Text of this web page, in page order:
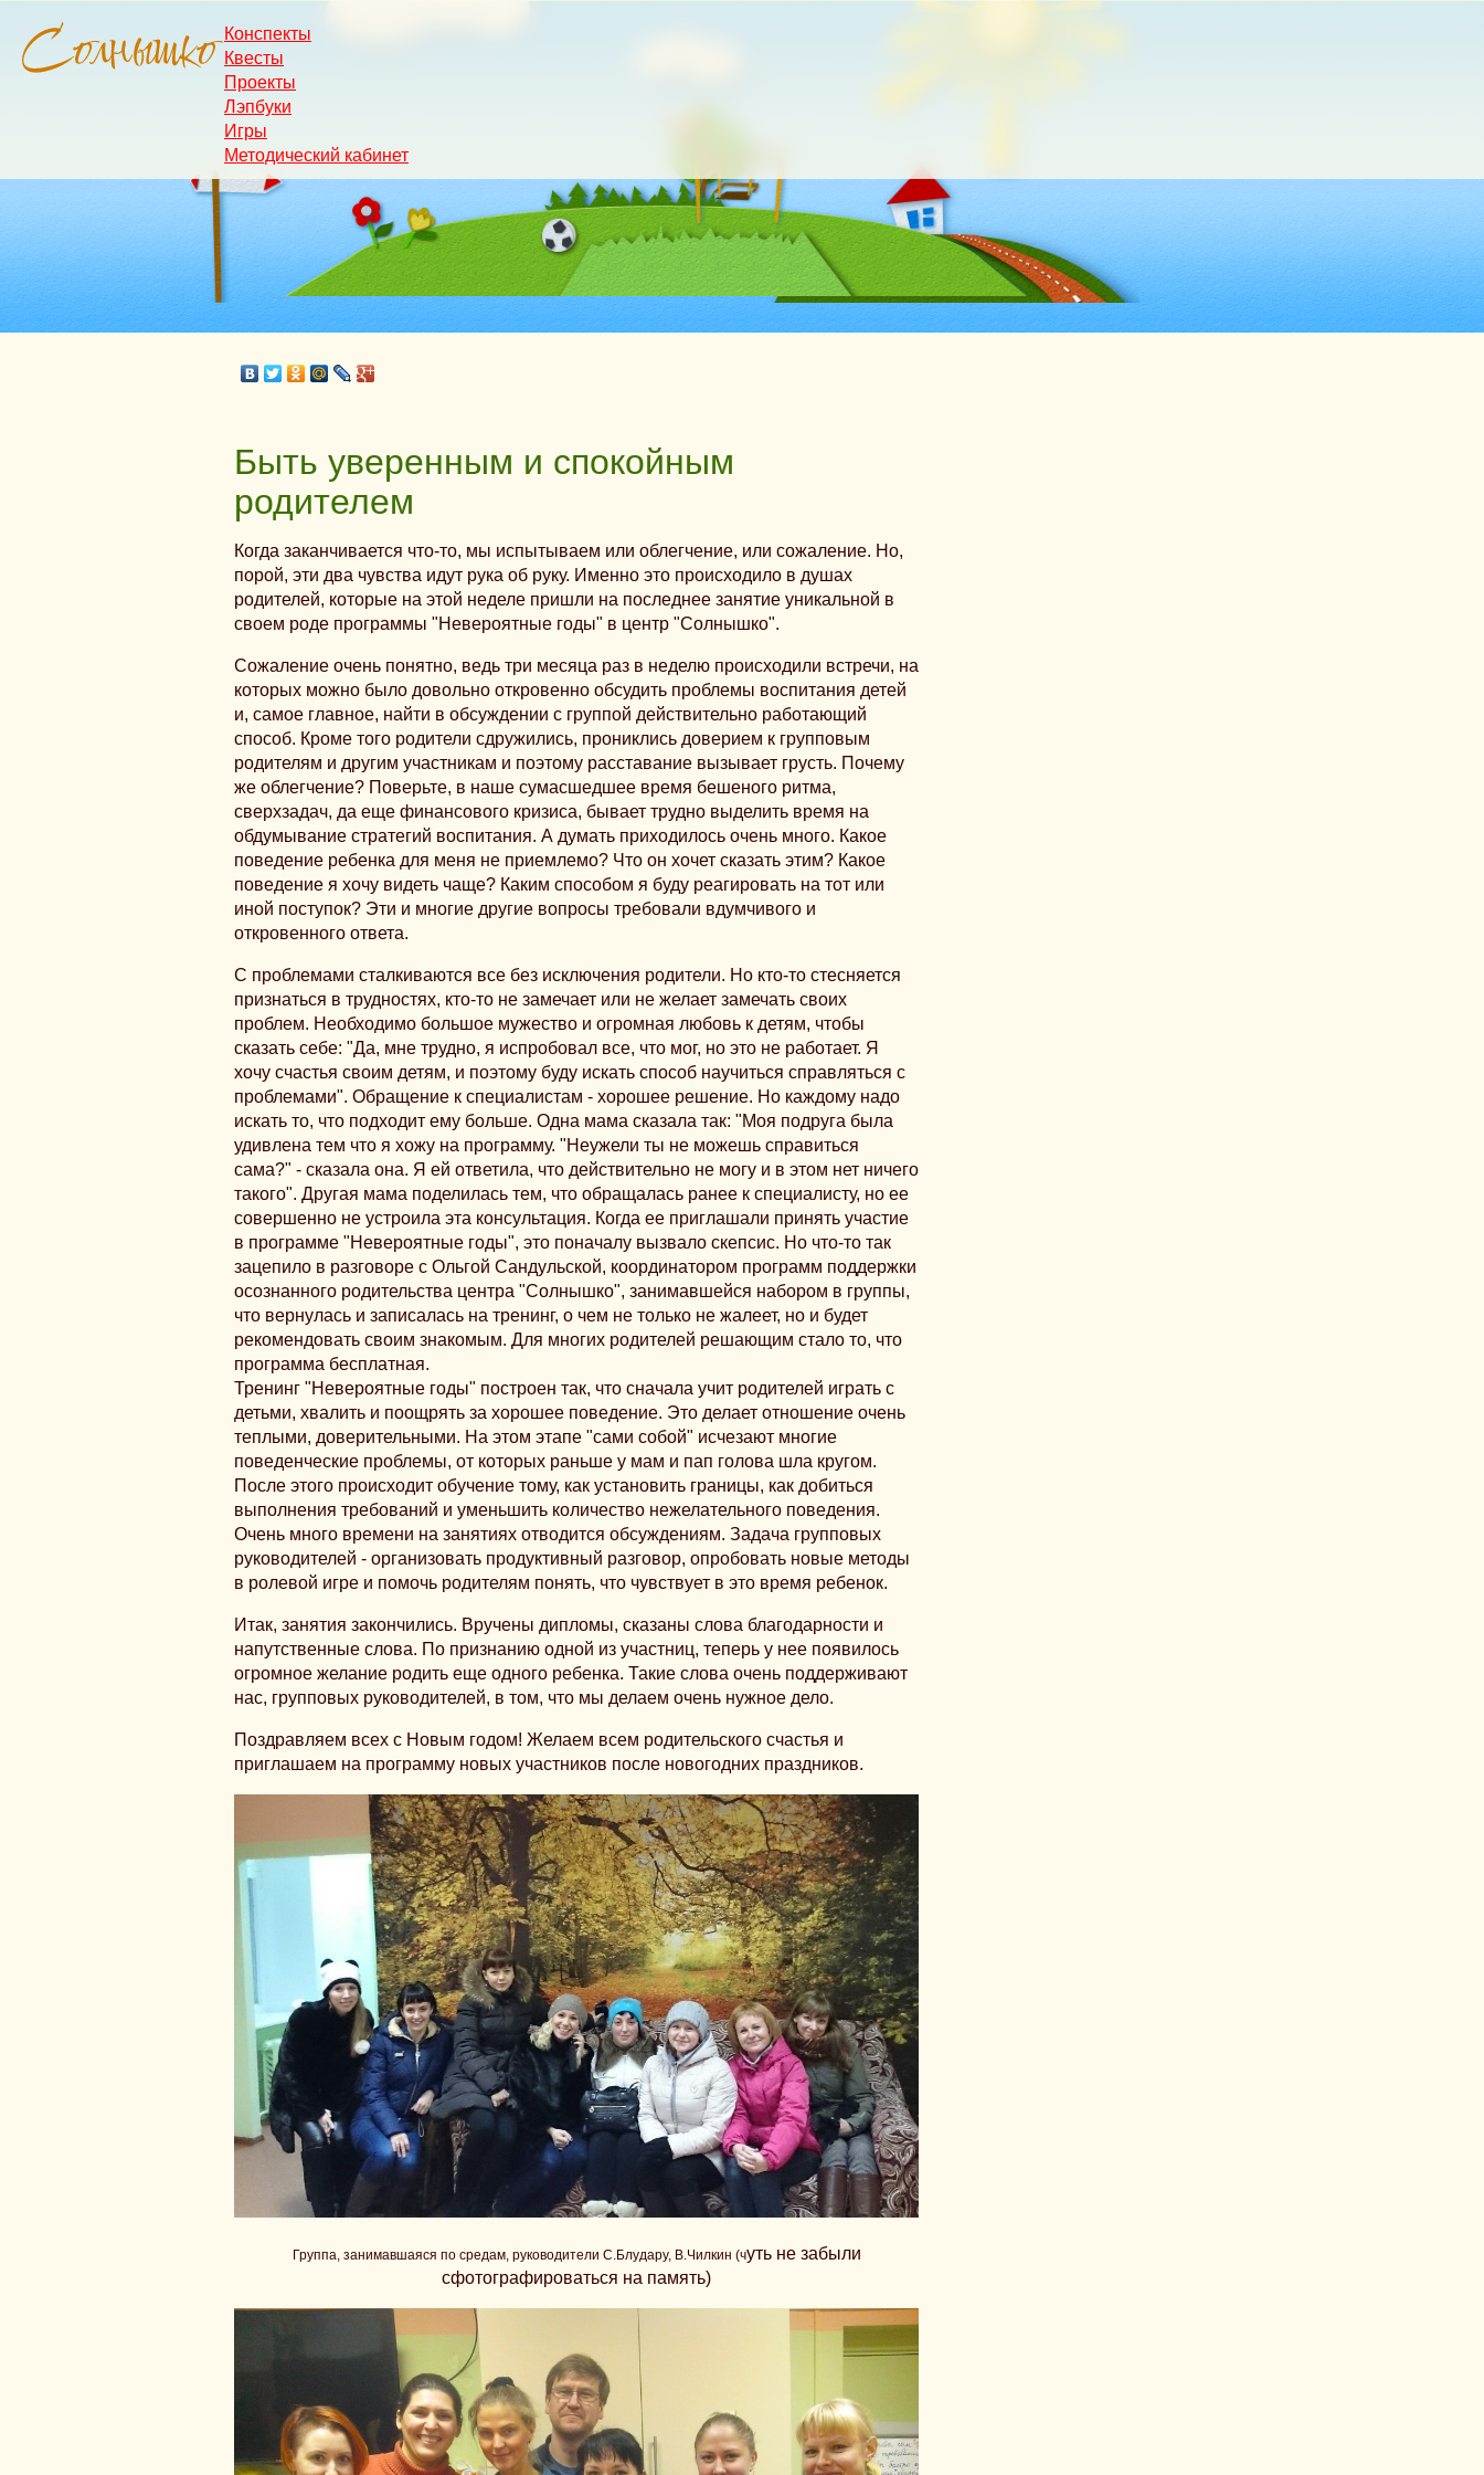
Конспекты
Квесты
Проекты
Лэпбуки
Игры
Методический кабинет
Быть уверенным и спокойным
родителем
Когда заканчивается что-то, мы испытываем или облегчение, или сожаление. Но,
порой, эти два чувства идут рука об руку. Именно это происходило в душах
родителей, которые на этой неделе пришли на последнее занятие уникальной в
своем роде программы "Невероятные годы" в центр "Солнышко".
Сожаление очень понятно, ведь три месяца раз в неделю происходили встречи, на
которых можно было довольно откровенно обсудить проблемы воспитания детей
и, самое главное, найти в обсуждении с группой действительно работающий
способ. Кроме того родители сдружились, прониклись доверием к групповым
родителям и другим участникам и поэтому расставание вызывает грусть. Почему
же облегчение? Поверьте, в наше сумасшедшее время бешеного ритма,
сверхзадач, да еще финансового кризиса, бывает трудно выделить время на
обдумывание стратегий воспитания. А думать приходилось очень много. Какое
поведение ребенка для меня не приемлемо? Что он хочет сказать этим? Какое
поведение я хочу видеть чаще? Каким способом я буду реагировать на тот или
иной поступок? Эти и многие другие вопросы требовали вдумчивого и
откровенного ответа.
С проблемами сталкиваются все без исключения родители. Но кто-то стесняется
признаться в трудностях, кто-то не замечает или не желает замечать своих
проблем. Необходимо большое мужество и огромная любовь к детям, чтобы
сказать себе: "Да, мне трудно, я испробовал все, что мог, но это не работает. Я
хочу счастья своим детям, и поэтому буду искать способ научиться справляться с
проблемами". Обращение к специалистам - хорошее решение. Но каждому надо
искать то, что подходит ему больше. Одна мама сказала так: "Моя подруга была
удивлена тем что я хожу на программу. "Неужели ты не можешь справиться
сама?" - сказала она. Я ей ответила, что действительно не могу и в этом нет ничего
такого". Другая мама поделилась тем, что обращалась ранее к специалисту, но ее
совершенно не устроила эта консультация. Когда ее приглашали принять участие
в программе "Невероятные годы", это поначалу вызвало скепсис. Но что-то так
зацепило в разговоре с Ольгой Сандульской, координатором программ поддержки
осознанного родительства центра "Солнышко", занимавшейся набором в группы,
что вернулась и записалась на тренинг, о чем не только не жалеет, но и будет
рекомендовать своим знакомым. Для многих родителей решающим стало то, что
программа бесплатная.
Тренинг "Невероятные годы" построен так, что сначала учит родителей играть с
детьми, хвалить и поощрять за хорошее поведение. Это делает отношение очень
теплыми, доверительными. На этом этапе "сами собой" исчезают многие
поведенческие проблемы, от которых раньше у мам и пап голова шла кругом.
После этого происходит обучение тому, как установить границы, как добиться
выполнения требований и уменьшить количество нежелательного поведения.
Очень много времени на занятиях отводится обсуждениям. Задача групповых
руководителей - организовать продуктивный разговор, опробовать новые методы
в ролевой игре и помочь родителям понять, что чувствует в это время ребенок.
Итак, занятия закончились. Вручены дипломы, сказаны слова благодарности и
напутственные слова. По признанию одной из участниц, теперь у нее появилось
огромное желание родить еще одного ребенка. Такие слова очень поддерживают
нас, групповых руководителей, в том, что мы делаем очень нужное дело.
Поздравляем всех с Новым годом! Желаем всем родительского счастья и
приглашаем на программу новых участников после новогодних праздников.
Группа, занимавшаяся по средам, руководители С.Блудару, В.Чилкин (чуть не забыли
сфотографироваться на память)